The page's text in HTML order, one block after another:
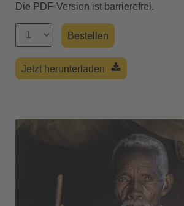
Die PDF-Version ist barrierefrei.
Jetzt herunterladen